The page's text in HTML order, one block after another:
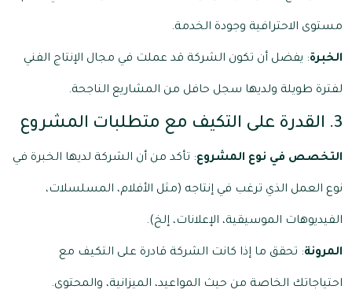
مستوى الاحترافية وجودة الخدمة.
الخبرة: يفضل أن تكون الشركة قد عملت في مجال الإنتاج الفني
لفترة طويلة ولديها سجل حافل من المشاريع الناجحة.
3. القدرة على التكيف مع متطلبات المشروع
التخصص في نوع المشروع: تأكد من أن الشركة لديها الخبرة في
نوع العمل الذي ترغب في إنتاجه (مثل الأفلام، المسلسلات،
الفيديوهات الموسيقية، الإعلانات، إلخ).
المرونة: تحقق ما إذا كانت الشركة قادرة على التكيف مع
احتياجاتك الخاصة من حيث المواعيد، الميزانية، والمحتوى.